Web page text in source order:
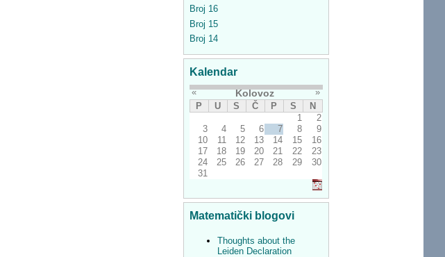
Broj 16
Broj 15
Broj 14
Kalendar
« Kolovoz
»
P
U S Č P S
N
1
2
3
4 5 6 7 8
9
10
11 12 13 14 15
16
17
18 19 20 21 22
23
24
25 26 27 28 29
30
31
Matematički blogovi
Thoughts about the
Leiden Declaration